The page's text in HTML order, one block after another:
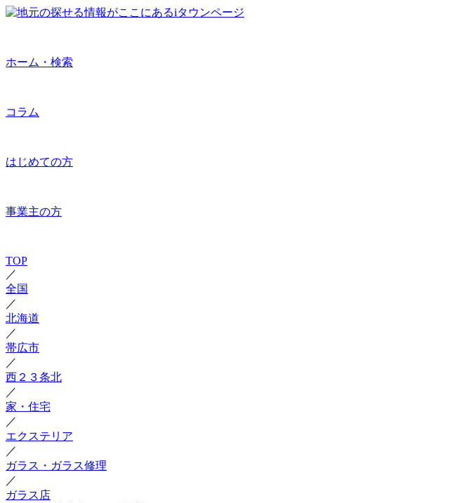
ホーム・検索
コラム
はじめての方
事業主の方
TOP
／
全国
／
北海道
／
帯広市
／
西２３条北
／
家・住宅
／
エクステリア
／
ガラス・ガラス修理
／
ガラス店